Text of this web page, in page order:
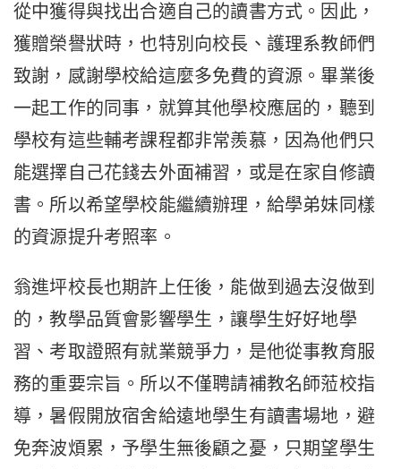
從中獲得與找出合適自己的讀書方式。因此，
獲贈榮譽狀時，也特別向校長、護理系教師們
致謝，感謝學校給這麼多免費的資源。畢業後
一起工作的同事，就算其他學校應屆的，聽到
學校有這些輔考課程都非常羨慕，因為他們只
能選擇自己花錢去外面補習，或是在家自修讀
書。所以希望學校能繼續辦理，給學弟妹同樣
的資源提升考照率。
翁進坪校長也期許上任後，能做到過去沒做到
的，教學品質會影響學生，讓學生好好地學
習、考取證照有就業競爭力，是他從事教育服
務的重要宗旨。所以不僅聘請補教名師蒞校指
導，暑假開放宿舍給遠地學生有讀書場地，避
免奔波煩累，予學生無後顧之憂，只期望學生